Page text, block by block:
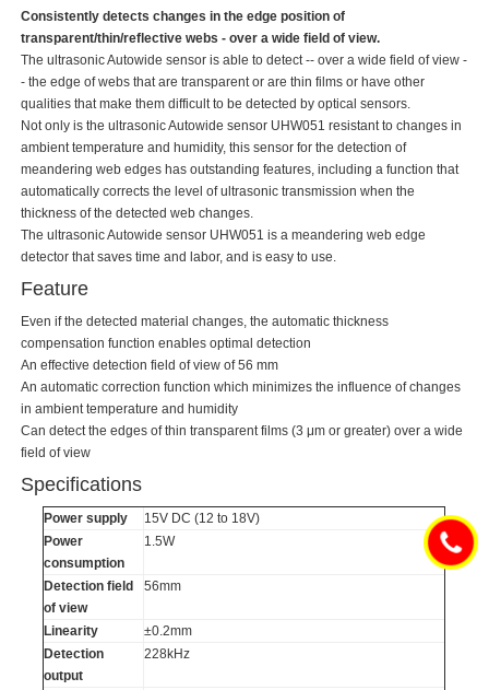
Consistently detects changes in the edge position of
transparent/thin/reflective webs - over a wide field of view.
The ultrasonic Autowide sensor is able to detect -- over a wide field of view -
- the edge of webs that are transparent or are thin films or have other
qualities that make them difficult to be detected by optical sensors.
Not only is the ultrasonic Autowide sensor UHW051 resistant to changes in
ambient temperature and humidity, this sensor for the detection of
meandering web edges has outstanding features, including a function that
automatically corrects the level of ultrasonic transmission when the
thickness of the detected web changes.
The ultrasonic Autowide sensor UHW051 is a meandering web edge
detector that saves time and labor, and is easy to use.
Feature
Even if the detected material changes, the automatic thickness
compensation function enables optimal detection
An effective detection field of view of 56 mm
An automatic correction function which minimizes the influence of changes
in ambient temperature and humidity
Can detect the edges of thin transparent films (3 μm or greater) over a wide
field of view
Specifications
Power supply
15V DC (12 to 18V)
Power
consumption
1.5W
Detection field
of view
56mm
Linearity
±0.2mm
Detection
output
228kHz